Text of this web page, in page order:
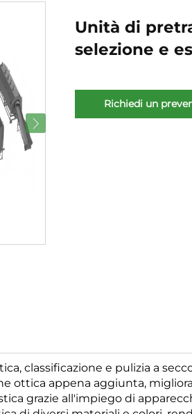
Unità di
selezione e
Richiedi un
classificazione e pulizia a
ottica appena aggiunta,
grazie all'impiego di